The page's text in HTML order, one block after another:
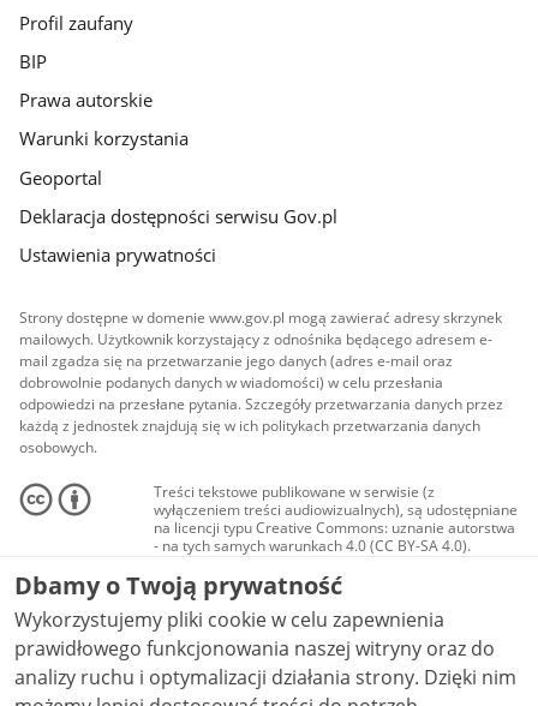
Profil zaufany
BIP
Prawa autorskie
Warunki korzystania
Geoportal
Deklaracja dostępności serwisu Gov.pl
Ustawienia prywatności
Strony dostępne w domenie www.gov.pl mogą zawierać adresy skrzynek
mailowych. Użytkownik korzystający z odnośnika będącego adresem e-
mail zgadza się na przetwarzanie jego danych (adres e-mail oraz
dobrowolnie podanych danych w wiadomości) w celu przesłania
odpowiedzi na przesłane pytania. Szczegóły przetwarzania danych przez
każdą z jednostek znajdują się w ich politykach przetwarzania danych
osobowych.
Treści tekstowe publikowane w serwisie (z
wyłączeniem treści audiowizualnych), są udostępniane
na licencji typu Creative Commons: uznanie autorstwa
- na tych samych warunkach 4.0 (CC BY-SA 4.0).
Materiały audiowizualne, w tym zdjęcia, materiały
audio i wideo, są udostępniane na licencji typu
Creative Commons: uznanie autorstwa użycie
niekomercyjne - bez utworów zależnych 4.0 (CC BY-
NC-ND 4.0), o ile nie jest to stwierdzone inaczej.
Dbamy o Twoją prywatność
Wykorzystujemy pliki cookie w celu zapewnienia
prawidłowego funkcjonowania naszej witryny oraz do
analizy ruchu i optymalizacji działania strony. Dzięki nim